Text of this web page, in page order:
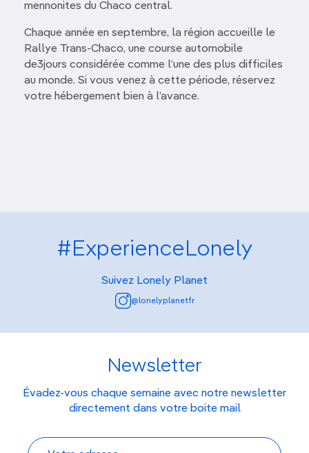
mennonites du Chaco central.
Chaque année en septembre, la région accueille le
Rallye Trans-Chaco, une course automobile
de3jours considérée comme l’une des plus difficiles
au monde. Si vous venez à cette période, réservez
votre hébergement bien à l’avance.
#ExperienceLonely
Suivez Lonely Planet
@lonelyplanetfr
Newsletter
Évadez-vous chaque semaine avec notre newsletter
directement dans votre boite mail